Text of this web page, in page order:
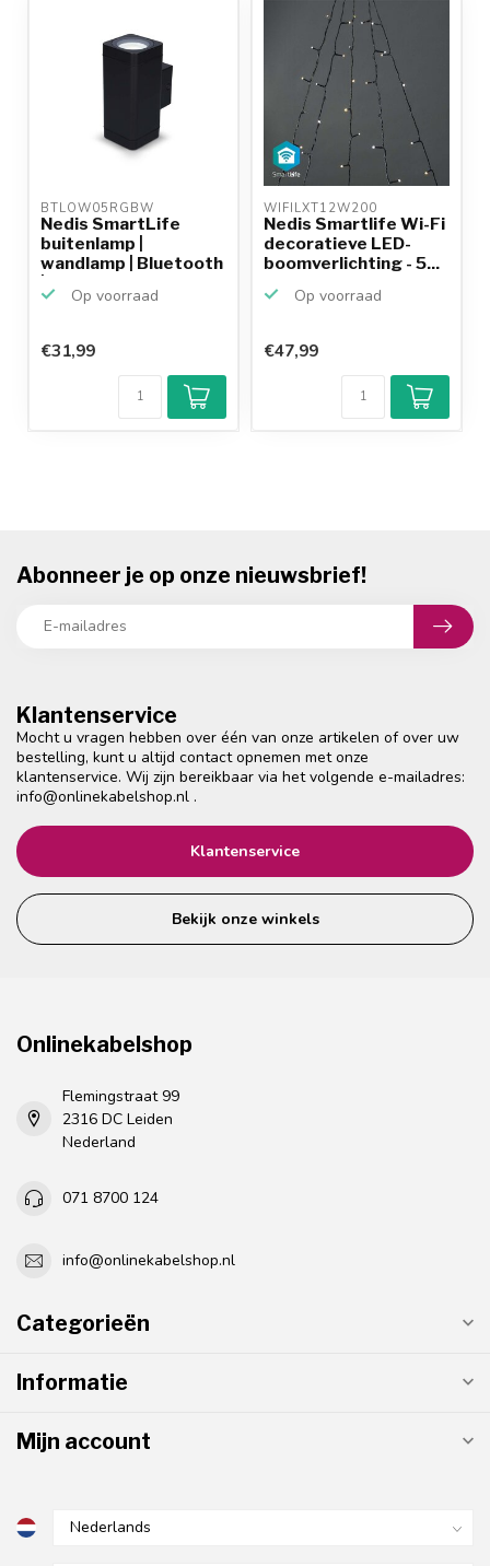
BTLOW05RGBW
Nedis SmartLife
buitenlamp |
wandlamp | Bluetooth
Op voorraad
€31,99
WIFILXT12W200
Nedis Smartlife Wi-Fi
decoratieve LED-
boomverlichting - 5...
Op voorraad
Klantenbeoordeling
9,2/10
Achteraf
betalen mogelijk
€47,99
Klantenservice
Mocht u vragen hebben over één van onze artikelen of over uw
bestelling, kunt u altijd contact opnemen met onze
klantenservice. Wij zijn bereikbaar via het volgende e-mailadres:
info@onlinekabelshop.nl .
Klantenservice
Bekijk onze winkels
Abonneer je op onze nieuwsbrief!
Onlinekabelshop
Flemingstraat 99
2316 DC Leiden
Nederland
071 8700 124
info@onlinekabelshop.nl
Categorieën
Informatie
Mijn account